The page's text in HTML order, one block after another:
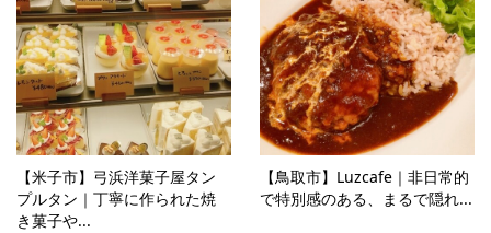
【米子市】弓浜洋菓子屋タン
プルタン｜丁寧に作られた焼
き菓子や...
【鳥取市】Luzcafe｜非日常的
で特別感のある、まるで隠れ...